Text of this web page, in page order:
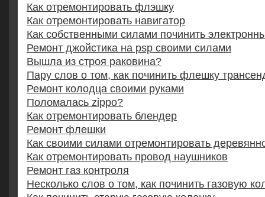
Как отремонтировать флэшку
Как отремонтировать навигатор
Как собственными силами починить
Ремонт джойстика на psp своими силами
Вышла из строя раковина?
Пару слов о том, как починить флешку
Ремонт колодца своими руками
Поломалась zippo?
Как отремонтировать блендер
Ремонт флешки
Как своими силами отремонтировать
Как отремонтировать провод наушников
Ремонт газ контроля
Несколько слов о том, как починить газовую